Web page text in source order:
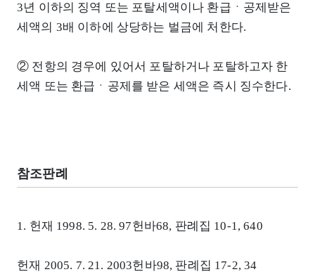
3년 이하의 징역 또는 포탈세액이나 환급ㆍ공제받은
세액의 3배 이하에 상당하는 벌금에 처한다.
② 전항의 경우에 있어서 포탈하거나 포탈하고자 한
세액 또는 환급ㆍ공제를 받은 세액은 즉시 징수한다.
참조판례
1. 헌재 1998. 5. 28. 97헌바68, 판례집 10-1, 640
헌재 2005. 7. 21. 2003헌바98, 판례집 17-2, 34